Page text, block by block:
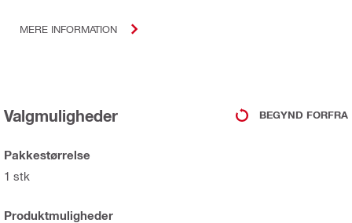
MERE INFORMATION
Valgmuligheder BEGYND FORFRA
Pakkestørrelse
1 stk
Produktmuligheder